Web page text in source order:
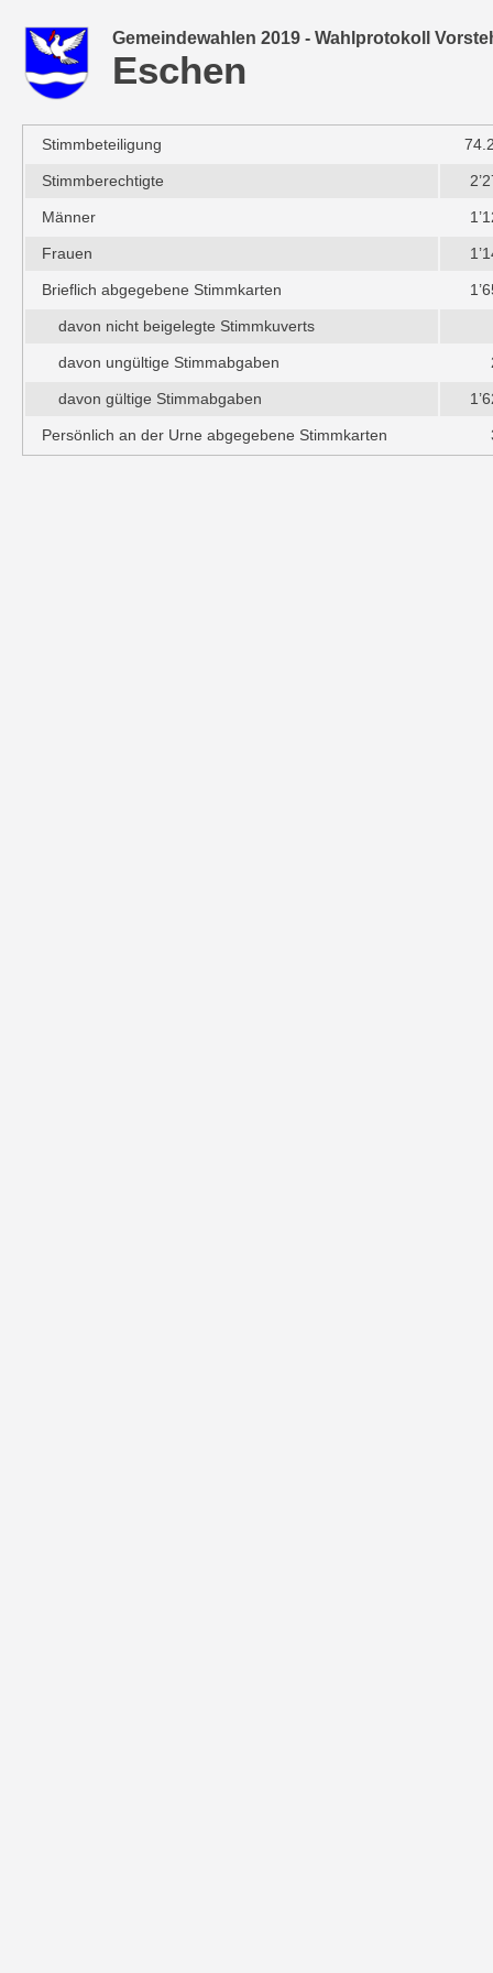
Gemeindewahlen 2019 - Wahlprotokoll
Eschen
Stimmbeteiligung
Stimmberechtigte
Männer
Frauen
Brieflich abgegebene Stimmkarten
davon nicht beigelegte Stimmkuverts
davon ungültige Stimmabgaben
davon gültige Stimmabgaben
Persönlich an der Urne abgegebene Stimmkarten